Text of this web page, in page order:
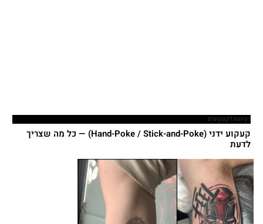
רעיונות לקעקועים
קעקוע ידני (Hand-Poke / Stick-and-Poke) — כל מה שצריך
לדעת